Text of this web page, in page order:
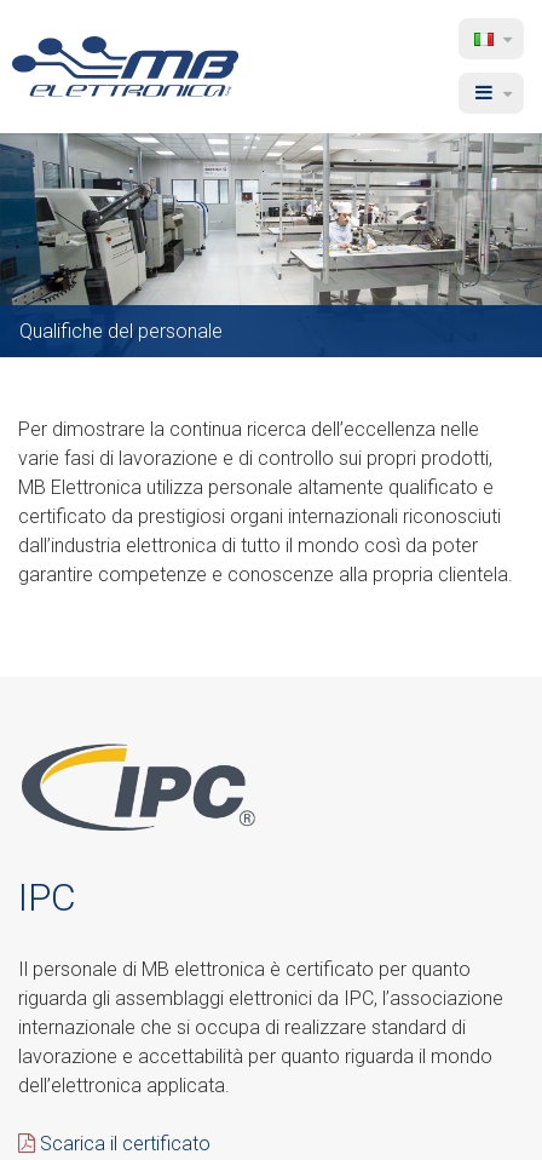
MB
Elettronica
Menu
Qualifiche del personale
Per dimostrare la continua ricerca dell’eccellenza nelle
varie fasi di lavorazione e di controllo sui propri prodotti,
MB Elettronica utilizza personale altamente qualificato e
certificato da prestigiosi organi internazionali riconosciuti
dall’industria elettronica di tutto il mondo così da poter
garantire competenze e conoscenze alla propria clientela.
IPC
Il personale di MB elettronica è certificato per quanto
riguarda gli assemblaggi elettronici da IPC, l’associazione
internazionale che si occupa di realizzare standard di
lavorazione e accettabilità per quanto riguarda il mondo
dell’elettronica applicata.
Scarica il certificato